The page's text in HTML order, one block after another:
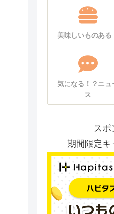
美味しいものある
気になる！？ニュ
ス
スポ
期間限定キ